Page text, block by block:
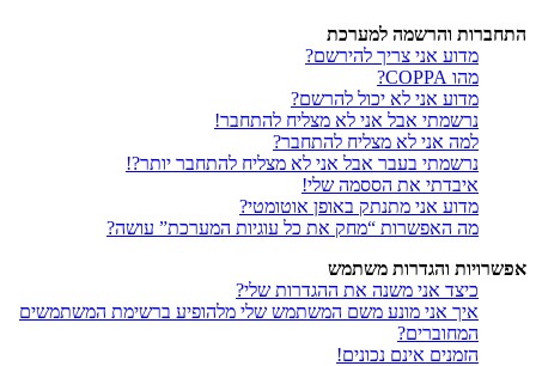
התחברות והרשמה למערכת
מדוע אני צריך להירשם?
מהו COPPA?
מדוע אני לא יכול להרשם?
נרשמתי אבל אני לא מצליח להתחבר!
למה אני לא מצליח להתחבר?
נרשמתי בעבר אבל אני לא מצליח להתחבר יותר?!
איבדתי את הססמה שלי!
מדוע אני מתנתק באופן אוטומטי?
מה האפשרות “מחק את כל עוגיות המערכת” עושה?
אפשרויות והגדרות משתמש
כיצד אני משנה את ההגדרות שלי?
איך אני מונע משם המשתמש שלי מלהופיע ברשימת המשתמשים
המחוברים?
הזמנים אינם נכונים!